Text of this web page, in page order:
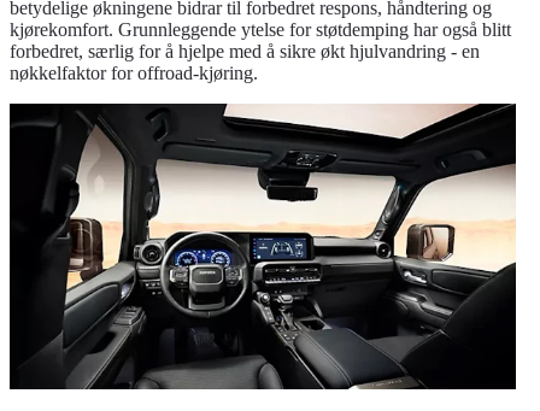
betydelige økningene bidrar til forbedret respons, håndtering og
kjørekomfort. Grunnleggende ytelse for støtdemping har også blitt
forbedret, særlig for å hjelpe med å sikre økt hjulvandring - en
nøkkelfaktor for offroad-kjøring.